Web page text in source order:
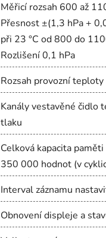
Měřicí rozsah 600 až
Přesnost ±(1,3 hPa +
při 23 °C od 800 do
Rozlišení 0,1 hPa
Rozsah provozní
Kanály vestavěné čidlo
tlaku
Celková kapacita
350 000 hodnot (v
Interval záznamu
Obnovení displeje a